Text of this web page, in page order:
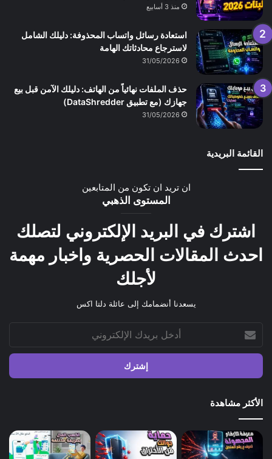
منذ 3 أسابيع
استعادة رسائل واتساب المحذوفة: دليلك الشامل
لاسترجاع محادثاتك الهامة
31/05/2026
حذف الملفات نهائياً من الهاتف: دليلك الآمن قبل بيع
جهازك (مع تطبيق DataShredder)
31/05/2026
القائمة البريدية
ان تريد ان تكون من المتابعين
المستوى الذهبي
اشترك في البريد الإلكتروني لتصلك
احدث المقالات الحصرية واخبار مهمة
لأجلك
يسعدنا أنضمامك إلى عائلة دلتا اكس
أدخل
بريدك
الإلكتروني
الأكثر مشاهدة